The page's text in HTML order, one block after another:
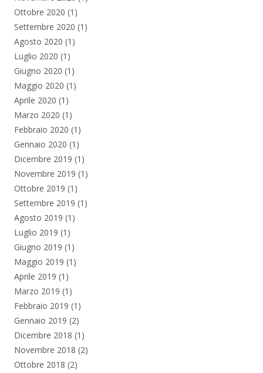
Ottobre 2020 (1)
Settembre 2020 (1)
Agosto 2020 (1)
Luglio 2020 (1)
Giugno 2020 (1)
Maggio 2020 (1)
Aprile 2020 (1)
Marzo 2020 (1)
Febbraio 2020 (1)
Gennaio 2020 (1)
Dicembre 2019 (1)
Novembre 2019 (1)
Ottobre 2019 (1)
Settembre 2019 (1)
Agosto 2019 (1)
Luglio 2019 (1)
Giugno 2019 (1)
Maggio 2019 (1)
Aprile 2019 (1)
Marzo 2019 (1)
Febbraio 2019 (1)
Gennaio 2019 (2)
Dicembre 2018 (1)
Novembre 2018 (2)
Ottobre 2018 (2)